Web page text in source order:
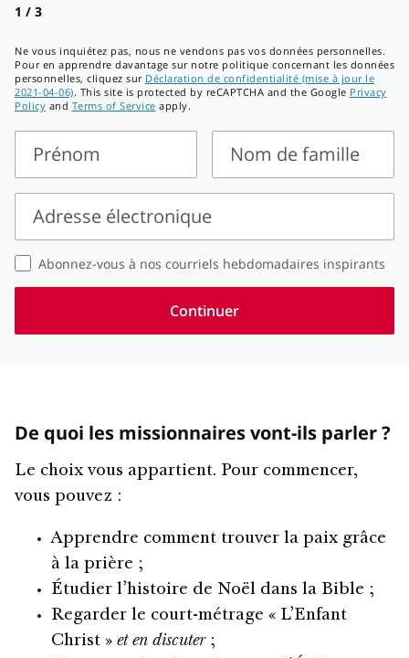
1 / 3
Ne vous inquiétez pas, nous ne vendons pas vos données personnelles.
Pour en apprendre davantage sur notre politique concernant les données
personnelles, cliquez sur Déclaration de confidentialité (mise à jour le
2021-04-06). This site is protected by reCAPTCHA and the Google Privacy
Policy and Terms of Service apply.
Prénom
Prénom
Nom de famille
Nom
de
famille
Adresse électronique
Adresse
électronique
Abonnez-vous à nos courriels hebdomadaires inspirants
Continuer
De quoi les missionnaires vont-ils parler ?
Le choix vous appartient. Pour commencer,
vous pouvez :
Apprendre comment trouver la paix grâce
à la prière ;
Étudier l’histoire de Noël dans la Bible ;
Regarder le court-métrage « L’Enfant
Christ » et en discuter;